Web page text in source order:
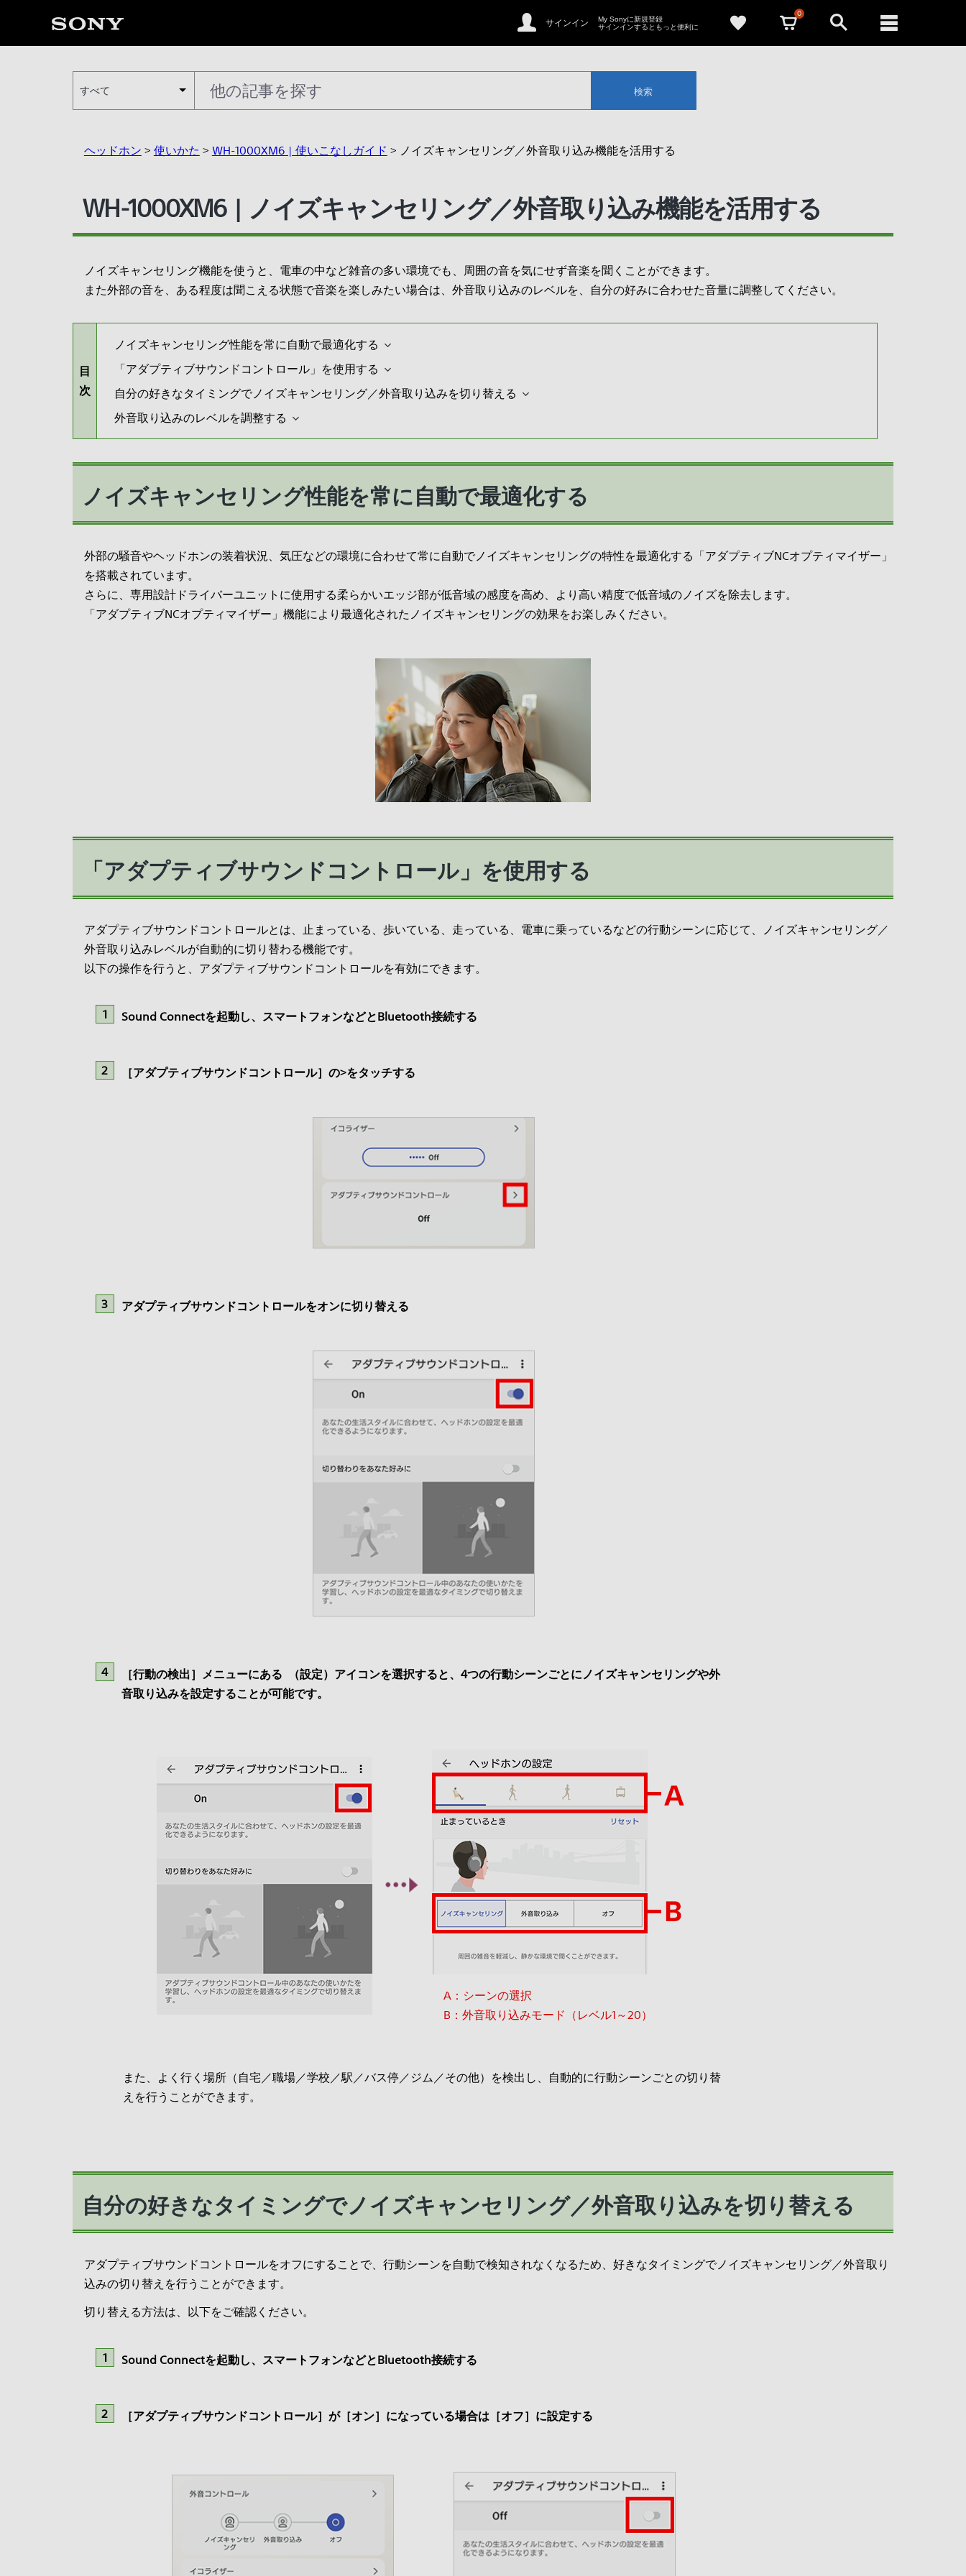
サインイン
My Sonyに新規登録
サインインするともっと便利に
0
すべて 検索
ヘッドホン > 使いかた > WH-1000XM6 | 使いこなしガイド > ノイズキャンセリング／外音取り込み機能を活用する
WH-1000XM6 | ノイズキャンセリング／外音取り込み機能を活用する
ノイズキャンセリング機能を使うと、電車の中など雑音の多い環境でも、周囲の音を気にせず音楽を聞くことができます。
また外部の音を、ある程度は聞こえる状態で音楽を楽しみたい場合は、外音取り込みのレベルを、自分の好みに合わせた音量に調整してください。
目
次
ノイズキャンセリング性能を常に自動で最適化する
「アダプティブサウンドコントロール」を使用する
自分の好きなタイミングでノイズキャンセリング／外音取り込みを切り替える
外音取り込みのレベルを調整する
ノイズキャンセリング性能を常に自動で最適化する
外部の騒音やヘッドホンの装着状況、気圧などの環境に合わせて常に自動でノイズキャンセリングの特性を最適化する「アダプティブNCオプティマイザー」
を搭載されています。
さらに、専用設計ドライバーユニットに使用する柔らかいエッジ部が低音域の感度を高め、より高い精度で低音域のノイズを除去します。
「アダプティブNCオプティマイザー」機能により最適化されたノイズキャンセリングの効果をお楽しみください。
「アダプティブサウンドコントロール」を使用する
アダプティブサウンドコントロールとは、止まっている、歩いている、走っている、電車に乗っているなどの行動シーンに応じて、ノイズキャンセリング／
外音取り込みレベルが自動的に切り替わる機能です。
以下の操作を行うと、アダプティブサウンドコントロールを有効にできます。
Sound Connectを起動し、スマートフォンなどとBluetooth接続する
［アダプティブサウンドコントロール］の>をタッチする
アダプティブサウンドコントロールをオンに切り替える
［行動の検出］メニューにある
（設定）アイコンを選択すると、4つの行動シーンごとにノイズキャンセリングや外
音取り込みを設定することが可能です。
A：シーンの選択
B：外音取り込みモード（レベル1～20）
また、よく行く場所（自宅／職場／学校／駅／バス停／ジム／その他）を検出し、自動的に行動シーンごとの切り替
えを行うことができます。
自分の好きなタイミングでノイズキャンセリング／外音取り込みを切り替える
アダプティブサウンドコントロールをオフにすることで、行動シーンを自動で検知されなくなるため、好きなタイミングでノイズキャンセリング／外音取り
込みの切り替えを行うことができます。
切り替える方法は、以下をご確認ください。
Sound Connectを起動し、スマートフォンなどとBluetooth接続する
［アダプティブサウンドコントロール］が［オン］になっている場合は［オフ］に設定する